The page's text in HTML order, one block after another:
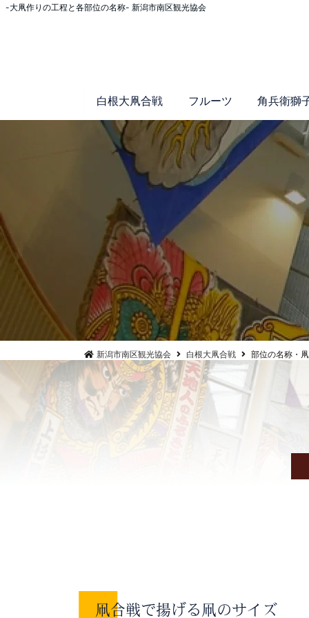
-大凧作りの工程と各部位の名称- 新潟市南区観光協会
白根大凧合戦 フルーツ 角兵衛獅
新潟市南区観光協会 白根大凧合戦 部位の名称・
凧合戦で揚げる凧のサイズ